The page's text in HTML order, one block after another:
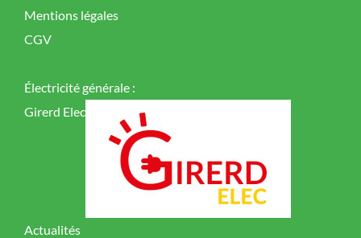
Mentions légales
CGV
Électricité générale :
Girerd Elec
Actualités